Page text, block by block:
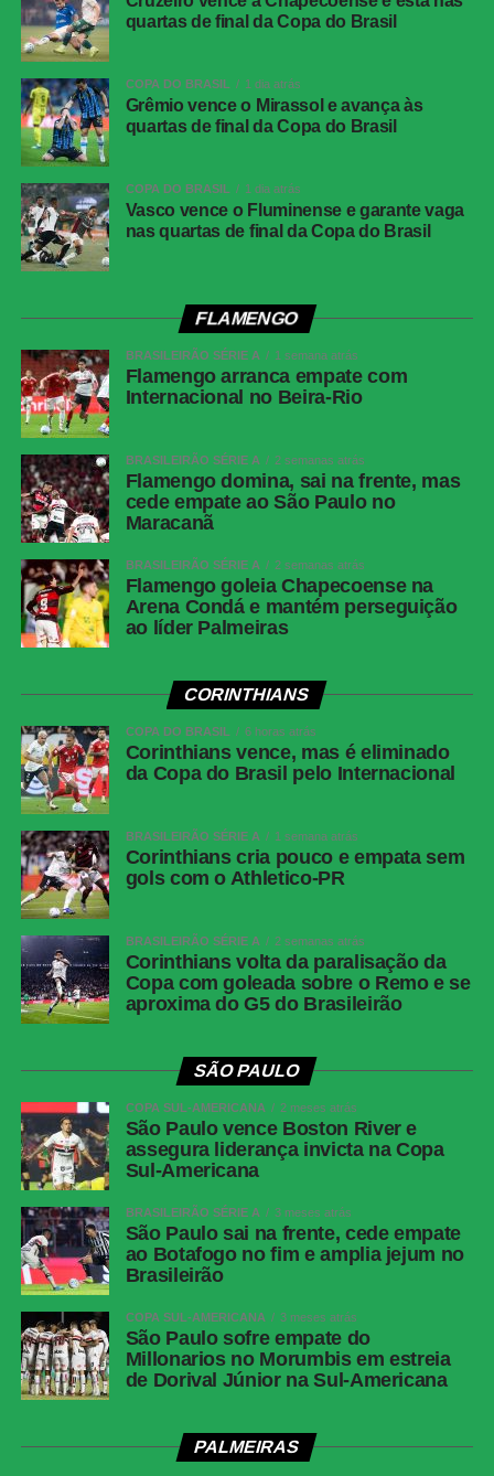
Vitória
WhatsApp
Facebook
Twitter
Messenger
quartas de final da Copa do Brasil
COPA DO BRASIL 1 dia atrás
Grêmio vence o Mirassol e avança às
quartas de final da Copa do Brasil
COPA DO BRASIL 1 dia atrás
Vasco vence o Fluminense e garante vaga
nas quartas de final da Copa do Brasil
FLAMENGO
BRASILEIRÃO SÉRIE A 1 semana atrás
Flamengo arranca empate com
Internacional no Beira-Rio
BRASILEIRÃO SÉRIE A 2 semanas atrás
Flamengo domina, sai na frente, mas
cede empate ao São Paulo no
Maracanã
BRASILEIRÃO SÉRIE A 2 semanas atrás
Flamengo goleia Chapecoense na
Arena Condá e mantém perseguição
ao líder Palmeiras
CORINTHIANS
COPA DO BRASIL 6 horas atrás
Corinthians vence, mas é eliminado
da Copa do Brasil pelo Internacional
BRASILEIRÃO SÉRIE A 1 semana atrás
Corinthians cria pouco e empata sem
gols com o Athletico-PR
BRASILEIRÃO SÉRIE A 2 semanas atrás
Corinthians volta da paralisação da
Copa com goleada sobre o Remo e se
aproxima do G5 do Brasileirão
SÃO PAULO
COPA SUL-AMERICANA 2 meses atrás
São Paulo vence Boston River e
assegura liderança invicta na Copa
Sul-Americana
BRASILEIRÃO SÉRIE A 3 meses atrás
São Paulo sai na frente, cede empate
ao Botafogo no fim e amplia jejum no
Brasileirão
COPA SUL-AMERICANA 3 meses atrás
São Paulo sofre empate do
Millonarios no Morumbis em estreia
de Dorival Júnior na Sul-Americana
PALMEIRAS